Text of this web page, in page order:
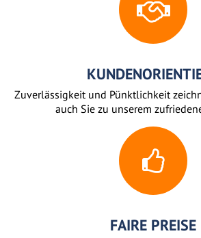
Zuverlässigkeit und Pünktlichkeit
auch Sie zu unserem
FAIRE PREISE